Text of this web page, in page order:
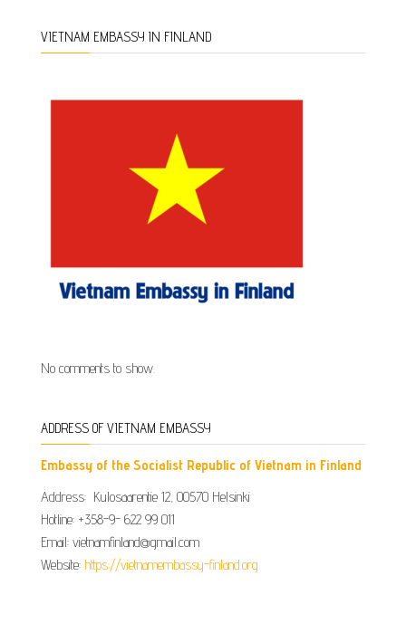
VIETNAM EMBASSY IN FINLAND
No comments to show.
ADDRESS OF VIETNAM EMBASSY
Embassy of the Socialist Republic of Vietnam in Finland
Address: Kulosaarentie 12, 00570 Helsinki
Hotline: +358-9- 622 99 011​​
Email: vietnamfinland@gmail.com
Website: https://vietnamembassy-finland.org